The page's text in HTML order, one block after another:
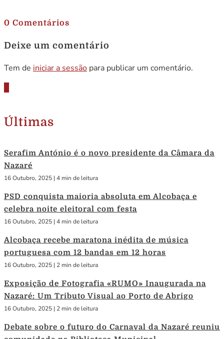
0 Comentários
Deixe um comentário
Tem de iniciar a sessão para publicar um comentário.
Últimas
Serafim António é o novo presidente da Câmara da
Nazaré
16 Outubro, 2025 | 4 min de leitura
PSD conquista maioria absoluta em Alcobaça e
celebra noite eleitoral com festa
16 Outubro, 2025 | 4 min de leitura
Alcobaça recebe maratona inédita de música
portuguesa com 12 bandas em 12 horas
16 Outubro, 2025 | 2 min de leitura
Exposição de Fotografia «RUMO» Inaugurada na
Nazaré: Um Tributo Visual ao Porto de Abrigo
16 Outubro, 2025 | 2 min de leitura
Debate sobre o futuro do Carnaval da Nazaré reuniu